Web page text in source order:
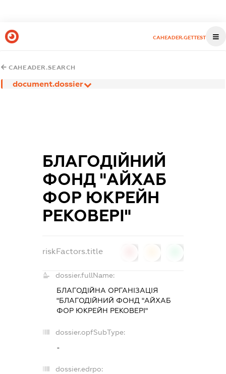
CAHEADER.GETTEST
CAHEADER.SEARCH
document.dossier
БЛАГОДІЙНИЙ
ФОНД "АЙХАБ
ФОР ЮКРЕЙН
РЕКОВЕРІ"
riskFactors.title
dossier.fullName:
БЛАГОДІЙНА ОРГАНІЗАЦІЯ
"БЛАГОДІЙНИЙ ФОНД "АЙХАБ
ФОР ЮКРЕЙН РЕКОВЕРІ"
dossier.opfSubType:
-
dossier.edrpo: